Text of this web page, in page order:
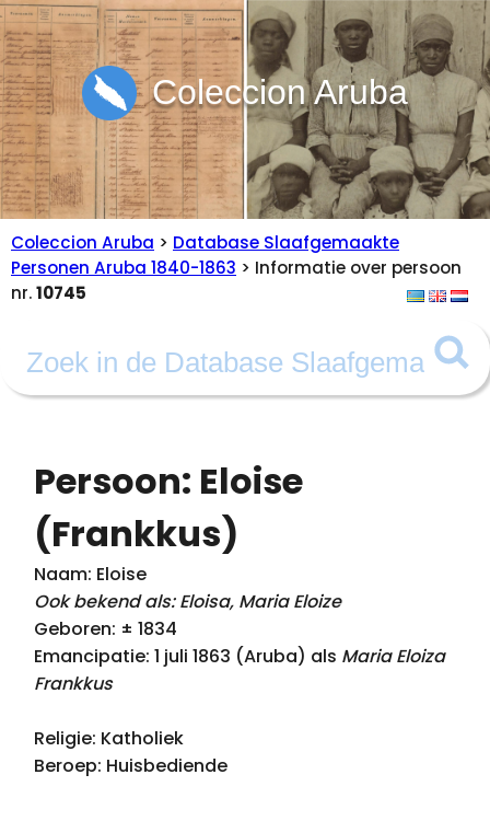
Coleccion Aruba
Coleccion Aruba > Database Slaafgemaakte
Personen Aruba 1840-1863 > Informatie over persoon
nr.10745
Persoon: Eloise
(Frankkus)
Naam: Eloise
Ook bekend als: Eloisa, Maria Eloize
Geboren: ± 1834
Emancipatie: 1 juli 1863 (Aruba) als Maria Eloiza
Frankkus
Religie: Katholiek
Beroep: Huisbediende